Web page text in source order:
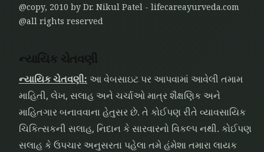
@copy, 2010 by Dr. Nikul Patel - lifecareayurveda.com
@all rights reserved
ન્યાયિક ચેતવણી
ન્યાયિક ચેતવણી: આ વેબસાઇટ પર આપવામાં આવેલી તમામ
માહિતી, લેખ, સલાહ અને ચર્ચાઓ માત્ર શૈક્ષણિક અને
માહિતગાર બનાવવાના હેતુસર છે. તે કોઈપણ રીતે વ્યાવસાયિક
ચિકિત્સકની સલાહ, નિદાન કે સારવારનો વિકલ્પ નથી. કોઈપણ
સલાહ કે ઉપચાર અનુસરતા પહેલા તમે હંમેશા તમારા લાયક